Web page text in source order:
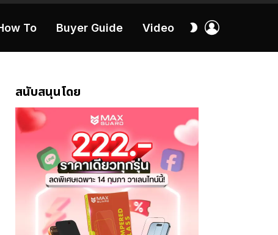
To Buyer Guide Video
สลับ
สนับสนุนโดย